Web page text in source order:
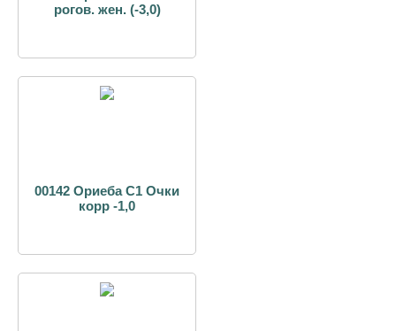
рогов. жен. (-3,0)
00142 Ориеба С1 Очки
корр -1,0